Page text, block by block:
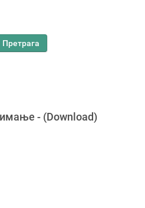
Претрага
- (Download)